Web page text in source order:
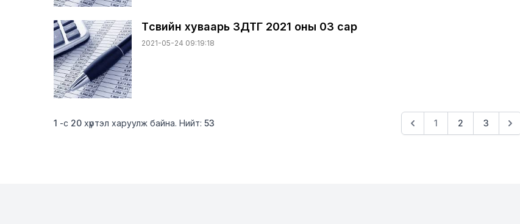
Төсвийн хуваарь ЗДТГ 2021 оны 03 сар
2021-05-24 09:19:18
1 -с 20 хүртэл харуулж байна. Нийт: 53 1 2 3